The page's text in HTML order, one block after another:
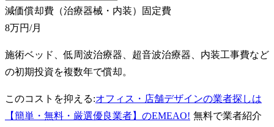
減価償却費（治療器械・内装）
固定費
8万円/月
施術ベッド、低周波治療器、超音波治療器、内装工事費など
の初期投資を複数年で償却。
このコストを抑える:オフィス・店舗デザインの業者探しは
【簡単・無料・厳選優良業者】のEMEAO! 無料で業者紹介